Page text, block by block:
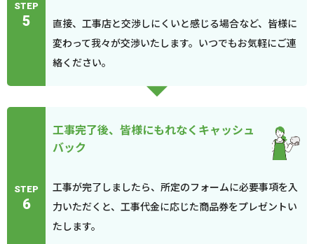
STEP
5
直接、工事店と交渉しにくいと感じる場合など、皆様に
変わって我々が交渉いたします。いつでもお気軽にご連
絡ください。
STEP
6
工事完了後、皆様にもれなくキャッシュ
バック
工事が完了しましたら、所定のフォームに必要事項を入
力いただくと、工事代金に応じた商品券をプレゼントい
たします。